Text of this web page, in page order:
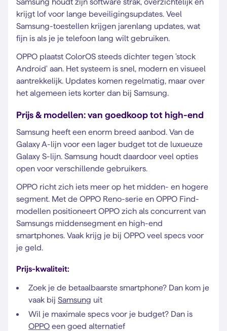
Samsung houdt zijn software strak, overzichtelijk en
krijgt lof voor lange beveiligingsupdates. Veel
Samsung-toestellen krijgen jarenlang updates, wat
fijn is als je je telefoon lang wilt gebruiken.
OPPO plaatst ColorOS steeds dichter tegen 'stock
Android' aan. Het systeem is snel, modern en visueel
aantrekkelijk. Updates komen regelmatig, maar over
het algemeen iets korter dan bij Samsung.
Prijs & modellen: van goedkoop tot high-end
Samsung heeft een enorm breed aanbod. Van de
Galaxy A-lijn voor een lager budget tot de luxueuze
Galaxy S-lijn. Samsung houdt daardoor veel opties
open voor verschillende gebruikers.
OPPO richt zich iets meer op het midden- en hogere
segment. Met de OPPO Reno-serie en OPPO Find-
modellen positioneert OPPO zich als concurrent van
Samsungs middensegment en high-end
smartphones. Vaak krijg je bij OPPO veel specs voor
je geld.
Prijs-kwaliteit:
Zoek je de betaalbaarste smartphone? Dan kom je
vaak bij Samsung uit
Wil je maximale specs voor je budget? Dan is
OPPO een goed alternatief